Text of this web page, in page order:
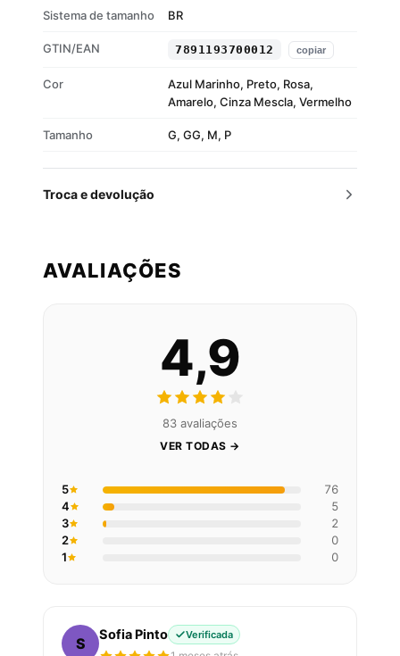
Sistema de tamanho BR
GTIN/EAN 7891193700012 copiar
Cor
Azul Marinho, Preto, Rosa,
Amarelo, Cinza Mescla, Vermelho
Tamanho G, GG, M, P
Troca e devolução
AVALIAÇÕES
4,9
83 avaliações
VER TODAS →
5
76
4
5
3
2
2
0
1
0
S
Sofia Pinto Verificada